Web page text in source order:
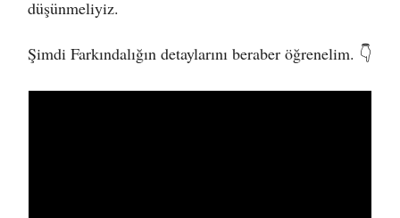
düşünmeliyiz.
Şimdi Farkındalığın detaylarını beraber öğrenelim. 👇